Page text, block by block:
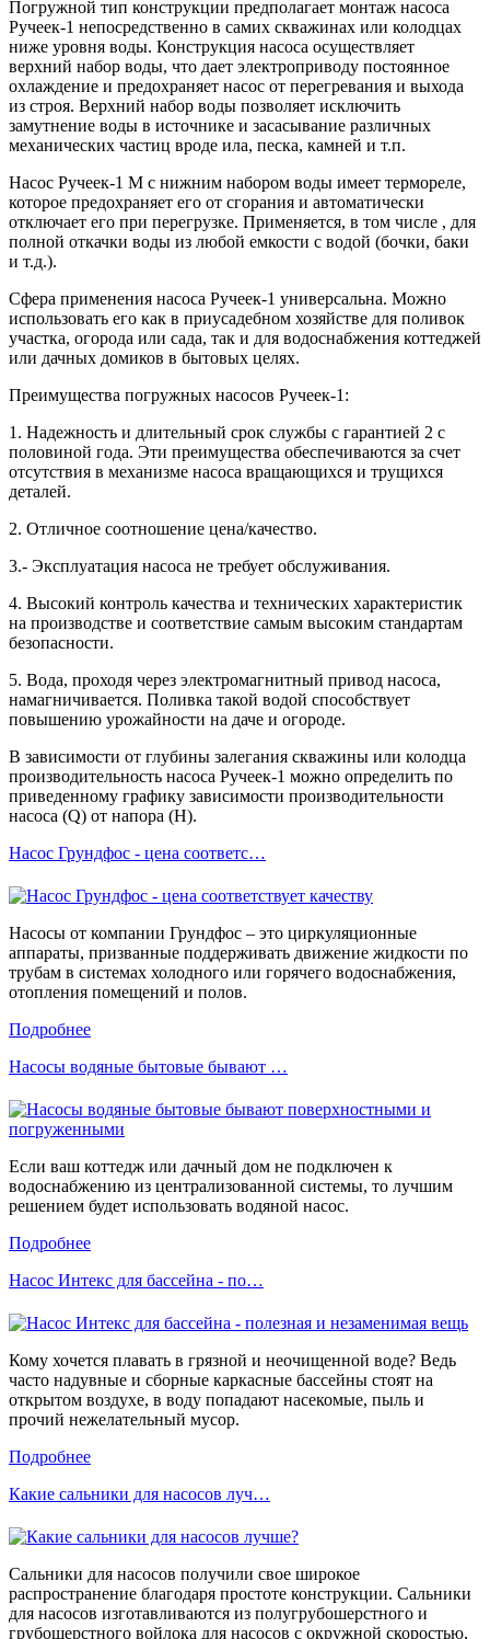
Погружной тип конструкции предполагает монтаж насоса
Ручеек-1 непосредственно в самих скважинах или колодцах
ниже уровня воды. Конструкция насоса осуществляет
верхний набор воды, что дает электроприводу постоянное
охлаждение и предохраняет насос от перегревания и выхода
из строя. Верхний набор воды позволяет исключить
замутнение воды в источнике и засасывание различных
механических частиц вроде ила, песка, камней и т.п.
Насос Ручеек-1 М с нижним набором воды имеет термореле,
которое предохраняет его от сгорания и автоматически
отключает его при перегрузке. Применяется, в том числе , для
полной откачки воды из любой емкости с водой (бочки, баки
и т.д.).
Сфера применения насоса Ручеек-1 универсальна. Можно
использовать его как в приусадебном хозяйстве для поливок
участка, огорода или сада, так и для водоснабжения коттеджей
или дачных домиков в бытовых целях.
Преимущества погружных насосов Ручеек-1:
1. Надежность и длительный срок службы с гарантией 2 с
половиной года. Эти преимущества обеспечиваются за счет
отсутствия в механизме насоса вращающихся и трущихся
деталей.
2. Отличное соотношение цена/качество.
3.- Эксплуатация насоса не требует обслуживания.
4. Высокий контроль качества и технических характеристик
на производстве и соответствие самым высоким стандартам
безопасности.
5. Вода, проходя через электромагнитный привод насоса,
намагничивается. Поливка такой водой способствует
повышению урожайности на даче и огороде.
В зависимости от глубины залегания скважины или колодца
производительность насоса Ручеек-1 можно определить по
приведенному графику зависимости производительности
насоса (Q) от напора (H).
Насос Грундфос - цена соответс…
Насосы от компании Грундфос – это циркуляционные
аппараты, призванные поддерживать движение жидкости по
трубам в системах холодного или горячего водоснабжения,
отопления помещений и полов.
Подробнее
Насосы водяные бытовые бывают …
Если ваш коттедж или дачный дом не подключен к
водоснабжению из централизованной системы, то лучшим
решением будет использовать водяной насос.
Подробнее
Насос Интекс для бассейна - по…
Кому хочется плавать в грязной и неочищенной воде? Ведь
часто надувные и сборные каркасные бассейны стоят на
открытом воздухе, в воду попадают насекомые, пыль и
прочий нежелательный мусор.
Подробнее
Какие сальники для насосов луч…
Сальники для насосов получили свое широкое
распространение благодаря простоте конструкции. Сальники
для насосов изготавливаются из полугрубошерстного и
грубошерстного войлока для насосов с окружной скоростью,